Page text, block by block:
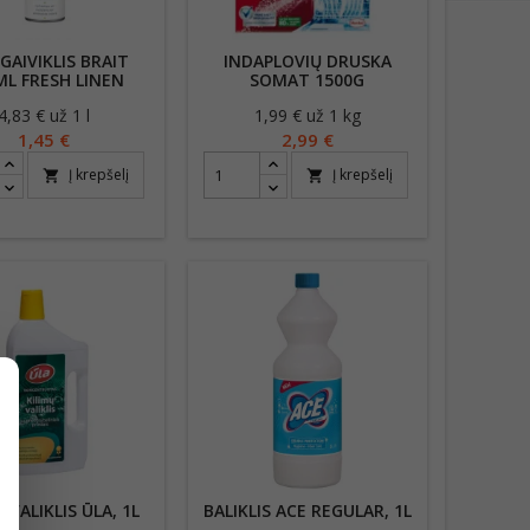
BRAIT
FRESH LINEN
Kaina
4,83 € už 1 l
1,45 €
shopping_cart Į krepšelį
INDAPLOVIŲ DRUSKA
SOMAT 1500G
Kaina
1,99 € už 1 kg
2,99 €
shopping_cart Į krepšelį
VALIKLIS ŪLA, 1L BALIKLIS ACE REGULAR, 1L